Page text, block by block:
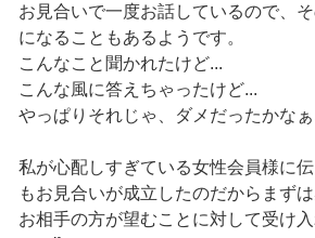
お見合いで一度お話しているので、
になることもあるようです。
こんなこと聞かれたけど...
こんな風に答えちゃったけど...
やっぱりそれじゃ、ダメだったかなぁ
私が心配しすぎている女性会員様に
もお見合いが成立したのだからまず
お相手の方が望むことに対して受け